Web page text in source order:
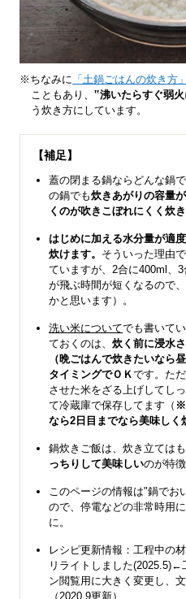
※ちなみに 「土鍋ごはんの炊き方」
こともあり、 ‟沸いたらすぐ弱
う炊き方にしています。
【補足】
蓋の閉まる鍋ならどんな鍋
の鍋でも炊きあがりの容量
くのが吹きこぼれにくく炊
はじめに加える水分量が適
炊けます。 そういった理由
ていますが、2合に400ml、
が飛ぶ時間が短くなるので
かと思います）。
洗い米についてでも書いて
ておくのは、 炊く前に浸水
（晩ごはんで炊きたいなら
タイミングでＯＫです。た
させた米をざる上げしてし
て冷蔵庫で保存してます（ ※
なら2日目までなら美味しく
鍋炊きご飯は、炊き立てはも
っちりして美味しいのが特徴
このページの情報は"鍋でお
ので、停電などの非常時用
に。
レシピ更新情報：工程中の
リライトしました(2025.5)←
ン閲覧用に大きく変更し、
（2020.9更新）